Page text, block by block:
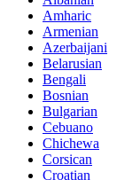
Amharic
Armenian
Azerbaijani
Belarusian
Bengali
Bosnian
Bulgarian
Cebuano
Chichewa
Corsican
Croatian